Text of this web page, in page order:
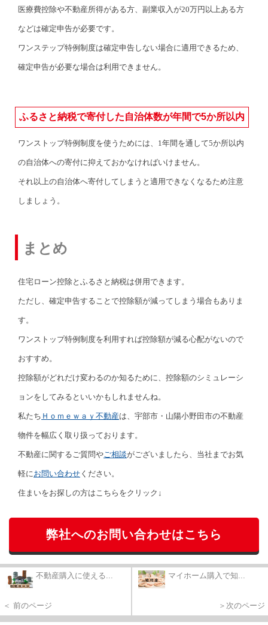
医療費控除や不動産所得がある方、副業収入が20万円以上ある方
などは確定申告が必要です。
ワンステップ特例制度は確定申告しない場合に適用できるため、
確定申告が必要な場合は利用できません。
ふるさと納税で寄付した自治体数が年間で5か所以内
ワンストップ特例制度を使うためには、1年間を通して5か所以内
の自治体への寄付に抑えておかなければいけません。
それ以上の自治体へ寄付してしまうと適用できなくなるため注意
しましょう。
まとめ
住宅ローン控除とふるさと納税は併用できます。
ただし、確定申告することで控除額が減ってしまう場合もありま
す。
ワンストップ特例制度を利用すれば控除額が減る心配がないので
おすすめ。
控除額がどれだけ変わるのか知るために、控除額のシミュレーシ
ョンをしてみるといいかもしれませんね。
私たち Ｈｏｍｅｗａｙ不動産は、宇部市・山陽小野田市の不動産
物件を幅広く取り扱っております。
不動産に関するご質問や ご相談がございましたら、当社までお気
軽に お問い合わせ ください。
住まいをお探しの方はこちらをクリック↓
弊社へのお問い合わせはこちら
不動産購入に使える...
＜ 前のページ
マイホーム購入で知...
＞次のページ